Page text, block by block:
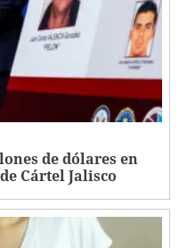
de dólares en
Cártel Jalisco